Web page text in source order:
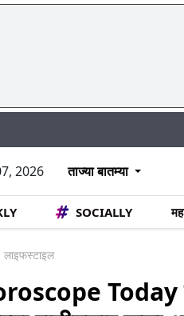
2026 ताज्या बातम्या
SOCIALLY
लाइफस्टाइल
Today